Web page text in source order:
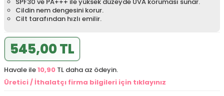
Cildin nem dengesini korur.
Cilt tarafından hızlı emilir.
545,00 TL
Havale ile10,90 TL daha az ödeyin.
Üretici / İthalatçı firma bilgileri için tıklayınız